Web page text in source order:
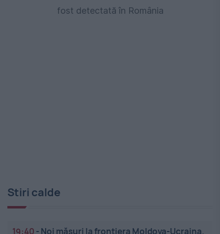
fost detectată în România
Stiri calde
19:40 - Noi măsuri la frontiera Moldova-Ucraina.